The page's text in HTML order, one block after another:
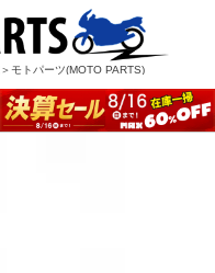
モトパーツ(MOTO PARTS)